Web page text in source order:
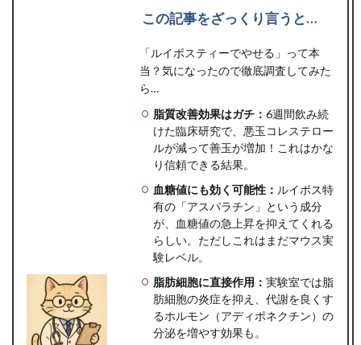
この記事をざっくり言うと…
「ルイボスティーでやせる」って本
当？気になったので徹底調査してみた
ら…
脂質改善効果はガチ： 6週間飲み続
けた臨床研究で、悪玉コレステロー
ルが減って善玉が増加！これはかな
り信頼できる結果。
血糖値にも効く可能性： ルイボス特
有の「アスパラチン」という成分
が、血糖値の急上昇を抑えてくれる
らしい。ただしこれはまだマウス実
験レベル。
脂肪細胞に直接作用： 実験室では脂
肪細胞の炎症を抑え、代謝を良くす
るホルモン（アディポネクチン）の
分泌を増やす効果も。